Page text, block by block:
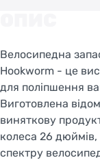
Велосипедна
Hookworm - це
для поліпшення
Виготовлена
виняткову
колеса 26
спектру